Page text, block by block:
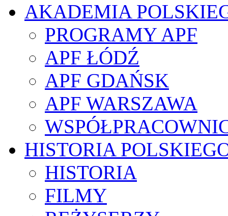
AKADEMIA
PROGRAMY APF
APF ŁÓDŹ
APF GDAŃSK
APF WARSZAWA
HISTORIA
HISTORIA
FILMY